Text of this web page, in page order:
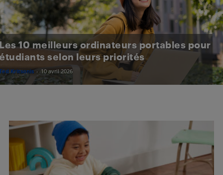
10 meilleurs ordinateurs portables pour
selon leurs priorités
Kritsonis - 10 avril 2026